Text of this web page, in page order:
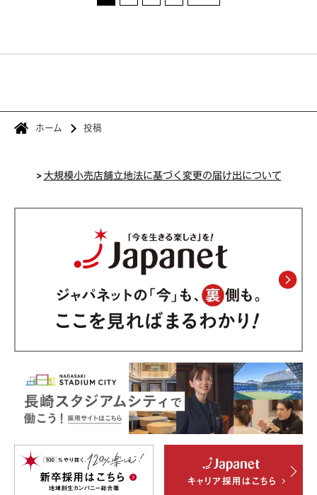
ホーム 投稿
>大規模小売店舗立地法に基づく変更の届け出について